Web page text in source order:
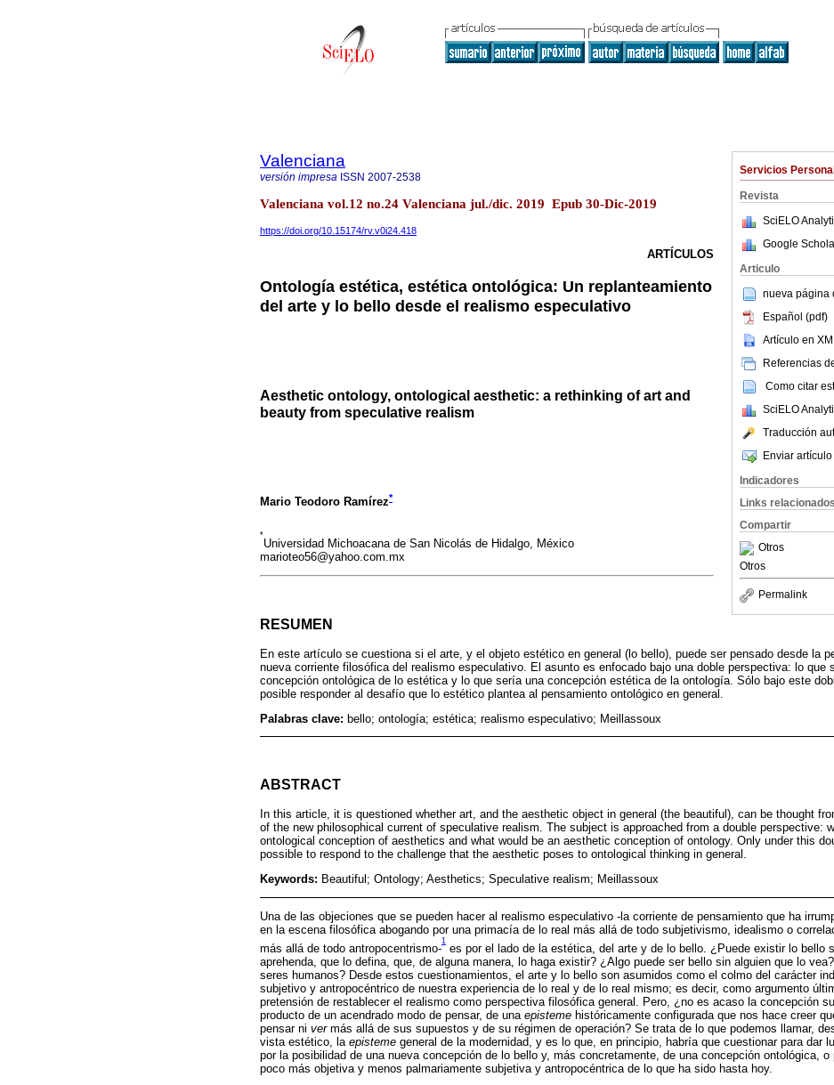
Servicios
Revista
SciELO
Google
Articulo
nueva página
Español (pdf)
Artículo en
Referencias
Como citar
SciELO
Traducción
Enviar
Indicadores
Links relacionados
Compartir
Otros
Otros
Permalink
Valenciana
versión impresa ISSN 2007-2538
Valenciana vol.12 no.24 Valenciana jul./dic. 2019 Epub 30-Dic-2019
https://doi.org/10.15174/rv.v0i24.418
ARTÍCULOS
Ontología estética, estética ontológica: Un replanteamiento
del arte y lo bello desde el realismo especulativo
Aesthetic ontology, ontological aesthetic: a rethinking of art and
beauty from speculative realism
Mario Teodoro Ramírez*
*
Universidad Michoacana de San Nicolás de Hidalgo, México
marioteo56@yahoo.com.mx
RESUMEN
En este artículo se cuestiona si el arte, y el objeto estético en general (lo bello), puede ser pensado desde la
nueva corriente filosófica del realismo especulativo. El asunto es enfocado bajo una doble perspectiva: lo que
concepción ontológica de lo estética y lo que sería una concepción estética de la ontología. Sólo bajo este
posible responder al desafío que lo estético plantea al pensamiento ontológico en general.
Palabras clave: bello; ontología; estética; realismo especulativo; Meillassoux
ABSTRACT
In this article, it is questioned whether art, and the aesthetic object in general (the beautiful), can be thought
of the new philosophical current of speculative realism. The subject is approached from a double perspective:
ontological conception of aesthetics and what would be an aesthetic conception of ontology. Only under this
possible to respond to the challenge that the aesthetic poses to ontological thinking in general.
Keywords: Beautiful; Ontology; Aesthetics; Speculative realism; Meillassoux
Una de las objeciones que se pueden hacer al realismo especulativo -la corriente de pensamiento que ha
en la escena filosófica abogando por una primacía de lo real más allá de todo subjetivismo, idealismo o
más allá de todo antropocentrismo-
1
es por el lado de la estética, del arte y de lo bello. ¿Puede existir lo bello
aprehenda, que lo defina, que, de alguna manera, lo haga existir? ¿Algo puede ser bello sin alguien que lo
seres humanos? Desde estos cuestionamientos, el arte y lo bello son asumidos como el colmo del carácter
subjetivo y antropocéntrico de nuestra experiencia de lo real y de lo real mismo; es decir, como argumento
pretensión de restablecer el realismo como perspectiva filosófica general. Pero, ¿no es acaso la concepción
producto de un acendrado modo de pensar, de una episteme históricamente configurada que nos hace creer
pensar ni vermás allá de sus supuestos y de su régimen de operación? Se trata de lo que podemos llamar,
vista estético, la episteme general de la modernidad, y es lo que, en principio, habría que cuestionar para dar
por la posibilidad de una nueva concepción de lo bello y, más concretamente, de una concepción ontológica, o
poco más objetiva y menos palmariamente subjetiva y antropocéntrica de lo que ha sido hasta hoy.